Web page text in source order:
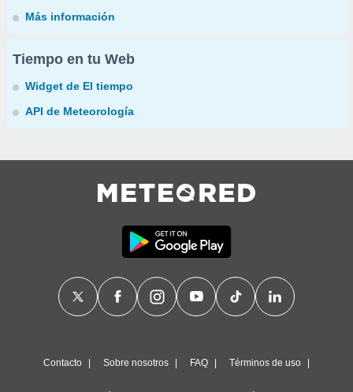
Más información
Tiempo en tu Web
Widget de El tiempo
API de Meteorología
Contacto Sobre nosotros FAQ Términos de uso